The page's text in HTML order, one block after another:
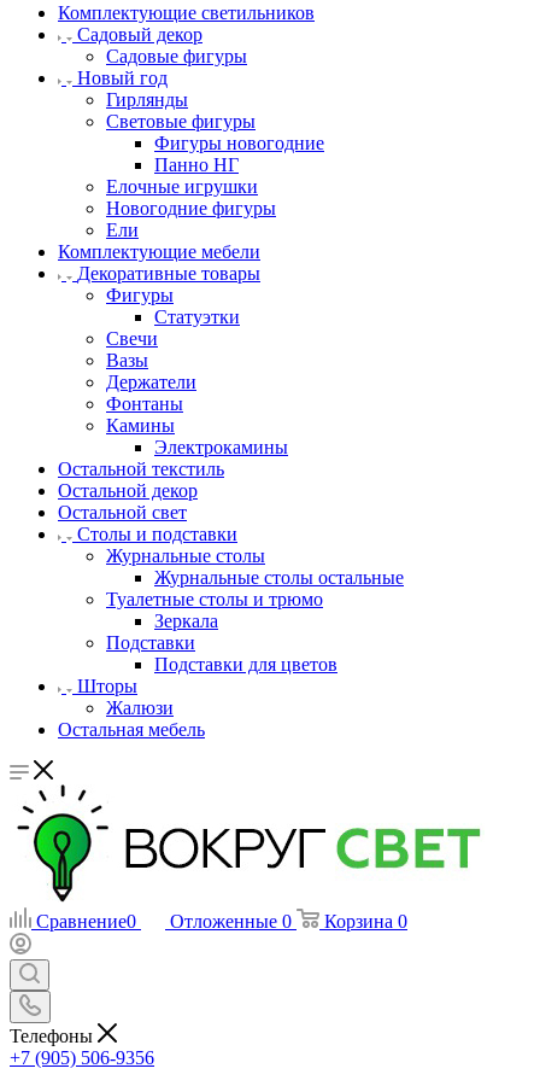
Комплектующие светильников
Садовый декор
Садовые фигуры
Новый год
Гирлянды
Световые фигуры
Фигуры новогодние
Панно НГ
Елочные игрушки
Новогодние фигуры
Ели
Комплектующие мебели
Декоративные товары
Фигуры
Статуэтки
Свечи
Вазы
Держатели
Фонтаны
Камины
Электрокамины
Остальной текстиль
Остальной декор
Остальной свет
Столы и подставки
Журнальные столы
Журнальные столы остальные
Туалетные столы и трюмо
Зеркала
Подставки
Подставки для цветов
Шторы
Жалюзи
Остальная мебель
Сравнение0 Отложенные 0 Корзина 0
Телефоны
+7 (905) 506-9356